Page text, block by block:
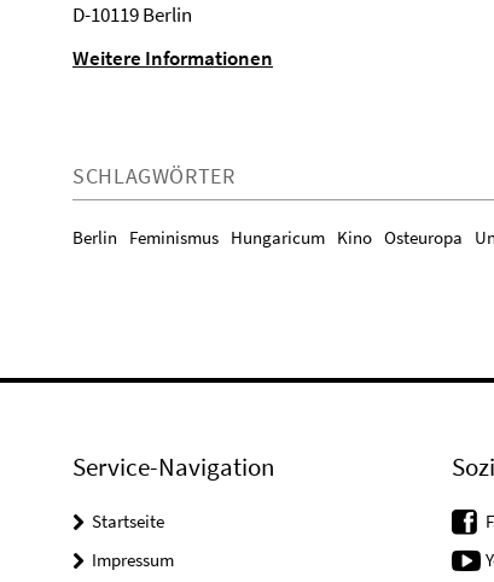
D-10119 Berlin
Weitere Informationen
SCHLAGWÖRTER
Berlin Feminismus Hungaricum Kino Osteuropa
Service-Navigation
Startseite
Impressum